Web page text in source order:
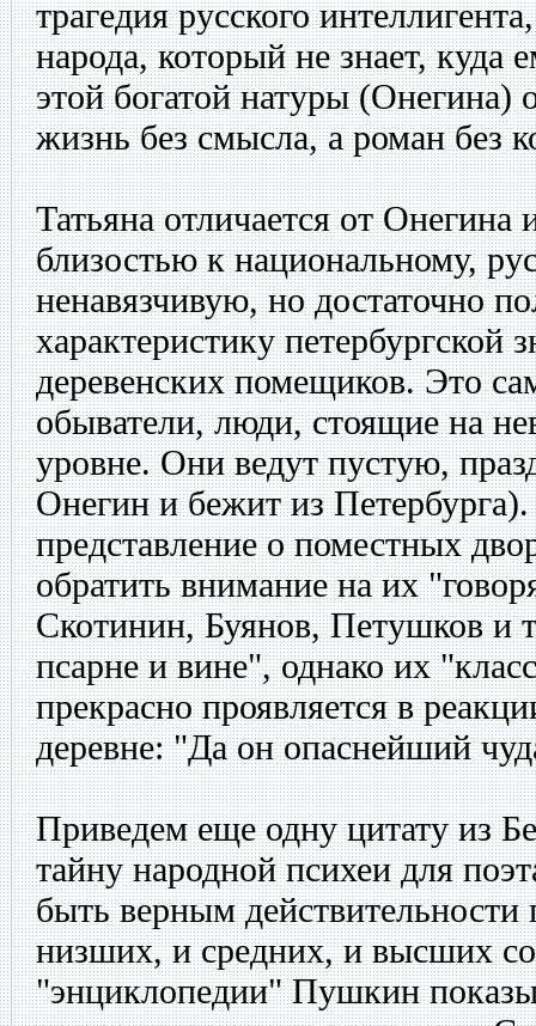
трагедия русского
народа, который не знает,
этой богатой натуры (Онегина)
жизнь без смысла, а роман без
Татьяна отличается от Онегина
близостью к национальному,
ненавязчивую, но достаточно
характеристику петербургской
деревенских помещиков. Это
обыватели, люди, стоящие на
уровне. Они ведут пустую,
Онегин и бежит из
представление о поместных
обратить внимание на их
Скотинин, Буянов, Петушков и
псарне и вине", однако их
прекрасно проявляется в
деревне: "Да он опаснейший
Приведем еще одну цитату из
тайну народной психеи для
быть верным
низших, и средних, и высших
"энциклопедии" Пушкин